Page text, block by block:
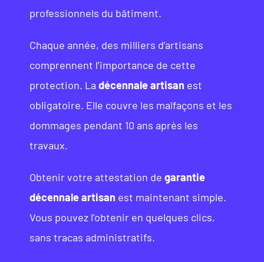
professionnels du bâtiment.
Chaque année, des milliers d’artisans
comprennent l’importance de cette
protection. La décennale artisan est
obligatoire. Elle couvre les malfaçons et les
dommages pendant 10 ans après les
travaux.
Obtenir votre attestation de garantie
décennale artisan est maintenant simple.
Vous pouvez l’obtenir en quelques clics,
sans tracas administratifs.